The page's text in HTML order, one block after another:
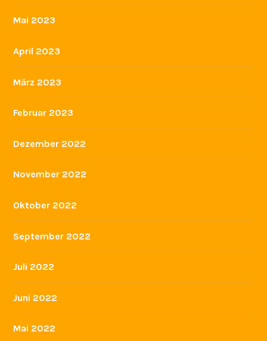
Oktober 2022
September 2022
Juli 2022
Juni 2022
Mai 2022
April 2022
März 2022
Februar 2022
Januar 2022
Dezember 2021
November 2021